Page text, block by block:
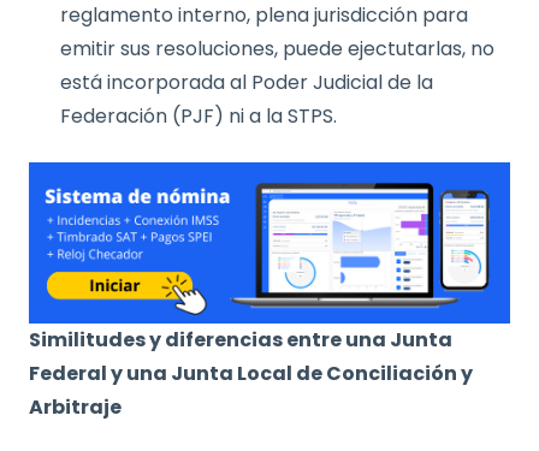
reglamento interno, plena jurisdicción para
emitir sus resoluciones, puede ejectutarlas, no
está incorporada al Poder Judicial de la
Federación (PJF) ni a la STPS.
Similitudes y diferencias entre una Junta
Federal y una Junta Local de Conciliación y
Arbitraje